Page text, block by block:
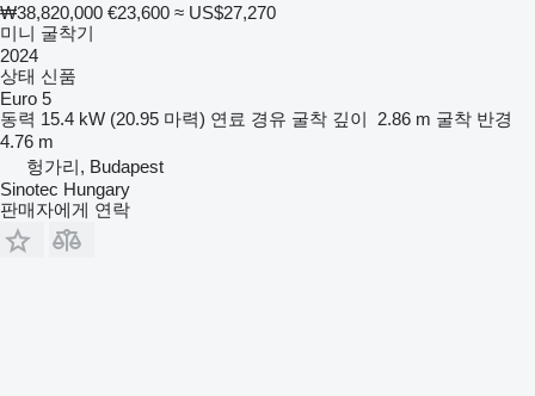
₩38,820,000 €23,600 ≈ US$27,270
미니 굴착기
2024
상태 신품
Euro 5
동력 15.4 kW (20.95 마력) 연료 경유 굴착 깊이 2.86 m 굴착 반경
4.76 m
헝가리, Budapest
Sinotec Hungary
판매자에게 연락